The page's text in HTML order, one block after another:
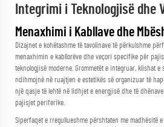
Integrimi i Teknologjisë dhe
Menaxhimi i Kabllave dhe
Dizajnet e kohëtashme të tavolinave të përkulshme
menaxhimin e kabllorëve dhe veçori specifike për
teknologjisë moderne. Grommetët e integruar, klishat
ndihmojnë në ruajtjen e estetikës së organizuar të
një qasje të lehtë në lidhjet e energjisë dhe të
pajisjet periferike.
Siperfaqet e rregullueshme përshtaten me madhësitë